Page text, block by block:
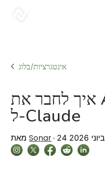
בלוג/אינטגרציות
איך לחבר את Apple Health
ל-Claude
מאת Sonar 24 ביוני 2026